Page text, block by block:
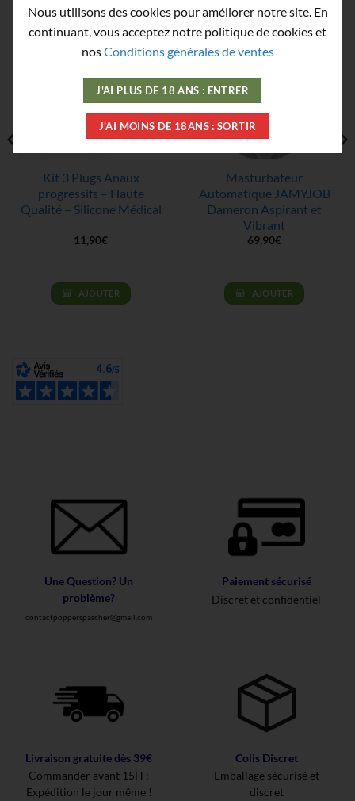
Kit 3 Plugs Anaux
progressifs – Haute
Qualité – Silicone Médical
11,90€
AJOUTER
Masturbateur
Automatique JAMYJOB
Dameron Aspirant et
Vibrant
69,90€
AJOUTER
Une Question? Un
problème?
contactpopperspascher@gmail.com
Paiement sécurisé
Discret et confidentiel
Livraison gratuite dès 39€
Commander avant 15H :
Expédition le jour même !
Colis Discret
Emballage sécurisé et
discret
Nous utilisons des cookies pour améliorer notre site. En
continuant, vous acceptez notre politique de cookies et
nosConditions générales de ventes
J'AI PLUS DE 18 ANS : ENTRER
J'AI MOINS DE 18ANS : SORTIR